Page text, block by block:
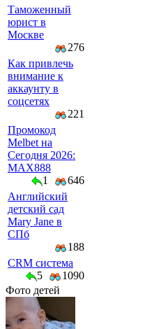
Таможенный
юрист в
Москве
276
Как привлечь
внимание к
аккаунту в
соцсетях
221
Промокод
Melbet на
Сегодня 2026:
MAX888
1
646
Английский
детский сад
Mary Jane в
СПб
188
CRM система
5
1090
Фото детей